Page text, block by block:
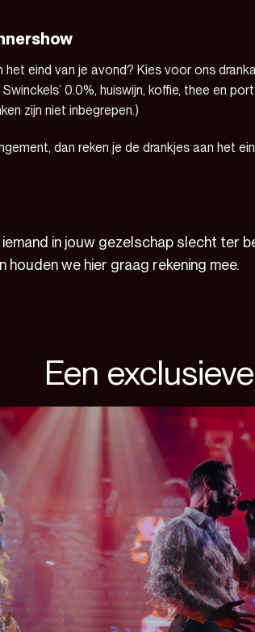
het eind van je avond? Kies voor ons
Swinckels’ 0.0%, huiswijn, koffie, thee en
zijn niet inbegrepen.)
dan reken je de drankjes aan het
in jouw gezelschap slecht ter
houden we hier graag rekening mee.
Een